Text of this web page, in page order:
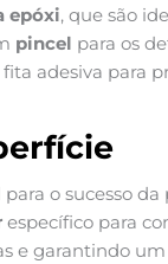
epóxi, que são
pincel para os
adesiva para
o sucesso
específico para
e garantindo